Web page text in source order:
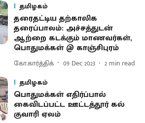
தமிழகம்
தரைதட்டிய தற்காலிக
தரைப்பாலம்: அச்சத்துடன்
ஆற்றை கடக்கும் மாணவர்கள்,
பொதுமக்கள் @ காஞ்சிபுரம்
கோ.கார்த்திக் 09 Dec 2023 2 min read
தமிழகம்
பொதுமக்கள் எதிர்ப்பால்
கைவிடப்பட்ட ஊட்டத்தூர் கல்
குவாரி ஏலம்